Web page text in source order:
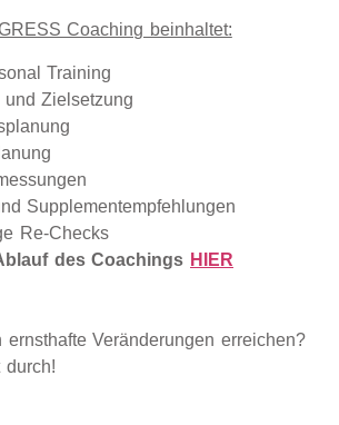
Coaching beinhaltet:
Training
Zielsetzung
Supplementempfehlungen
Re-Checks
des Coachings HIER
Veränderungen erreichen?
durch!